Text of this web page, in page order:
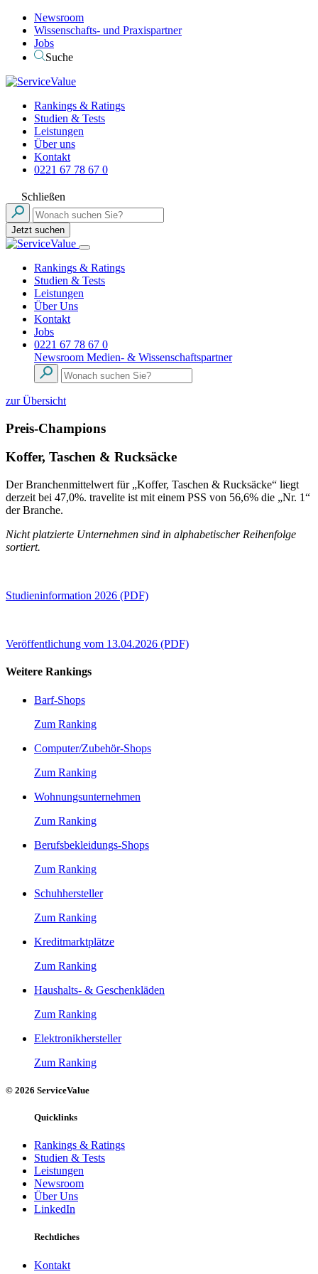
Newsroom
Wissenschafts- und Praxispartner
Jobs
Suche
Rankings & Ratings
Studien & Tests
Leistungen
Über uns
Kontakt
0221 67 78 67 0
Schließen
Jetzt suchen
Rankings & Ratings
Studien & Tests
Leistungen
Über Uns
Kontakt
Jobs
0221 67 78 67 0
Newsroom Medien- & Wissenschaftspartner
zur Übersicht
Preis-Champions
Koffer, Taschen & Rucksäcke
Der Branchenmittelwert für „Koffer, Taschen & Rucksäcke“ liegt
derzeit bei 47,0%. travelite ist mit einem PSS von 56,6% die „Nr. 1“
der Branche.
Nicht platzierte Unternehmen sind in alphabetischer Reihenfolge
sortiert.
Studieninformation 2026 (PDF)
Veröffentlichung vom 13.04.2026 (PDF)
Weitere Rankings
Barf-Shops
Zum Ranking
Computer/Zubehör-Shops
Zum Ranking
Wohnungsunternehmen
Zum Ranking
Berufsbekleidungs-Shops
Zum Ranking
Schuhhersteller
Zum Ranking
Kreditmarktplätze
Zum Ranking
Haushalts- & Geschenkläden
Zum Ranking
Elektronikhersteller
Zum Ranking
© 2026 ServiceValue
Quicklinks
Rankings & Ratings
Studien & Tests
Leistungen
Newsroom
Über Uns
LinkedIn
Rechtliches
Kontakt